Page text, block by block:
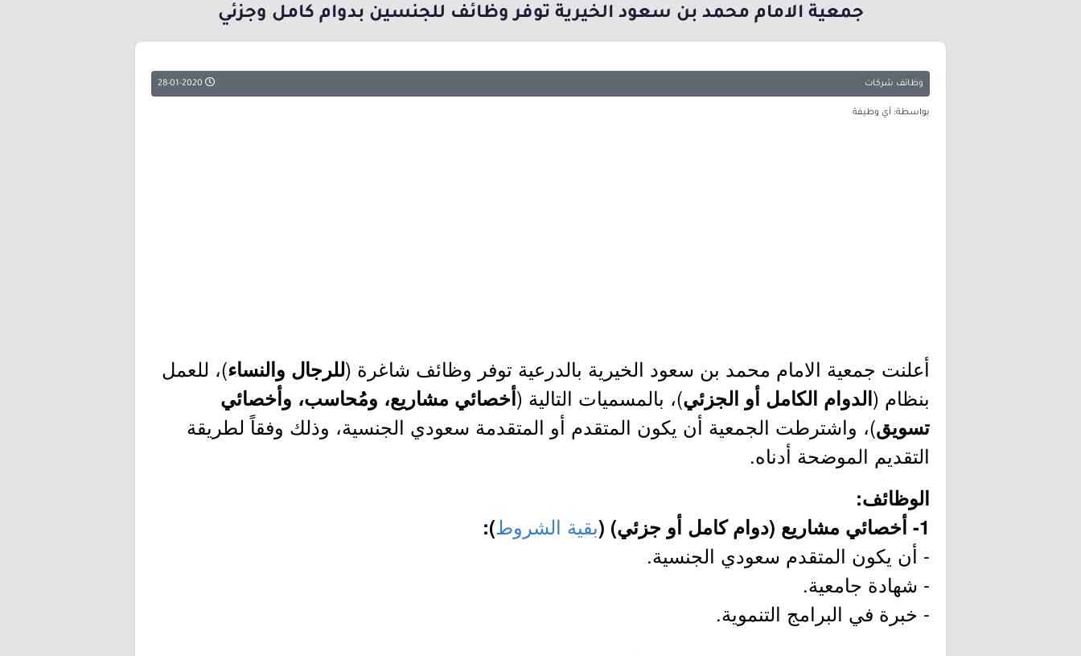
جمعية الامام محمد بن سعود الخيرية توفر وظائف للجنسين بدوام كامل وجزئي
وظائف شركات
بواسطة: أي وظيفة
أعلنت جمعية الامام محمد بن سعود الخيرية بالدرعية توفر وظائف شاغرة (للرجال والنساء)، للعمل
بنظام (الدوام الكامل أو الجزئي)، بالمسميات التالية (أخصائي مشاريع، ومُحاسب، وأخصائي
تسويق)، واشترطت الجمعية أن يكون المتقدم أو المتقدمة سعودي الجنسية، وذلك وفقاً لطريقة
التقديم الموضحة أدناه.
الوظائف:
1- أخصائي مشاريع (دوام كامل أو جزئي) (
بقية الشروط):
- أن يكون المتقدم سعودي الجنسية.
- شهادة جامعية.
- خبرة في البرامج التنموية.